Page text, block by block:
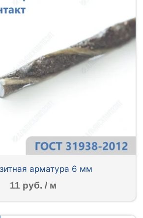
арматура 6 мм
11 руб. / м